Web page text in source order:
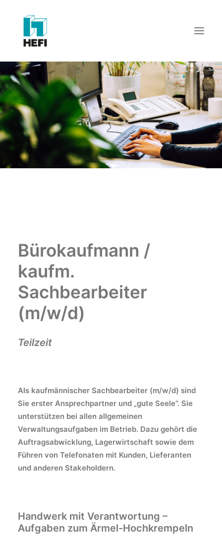
START
WIR ÜBER UNS
LEISTUNGEN
REFERENZEN
AKTUELLES
KARRIERE
Bürokaufmann /
kaufm.
Sachbearbeiter
(m/w/d)
Teilzeit
Als kaufmännischer Sachbearbeiter (m/w/d) sind
Sie erster Ansprechpartner und „gute Seele“. Sie
unterstützen bei allen allgemeinen
Verwaltungsaufgaben im Betrieb. Dazu gehört die
Auftragsabwicklung, Lagerwirtschaft sowie dem
Führen von Telefonaten mit Kunden, Lieferanten
und anderen Stakeholdern.
Handwerk mit Verantwortung –
Aufgaben zum Ärmel-Hochkrempeln